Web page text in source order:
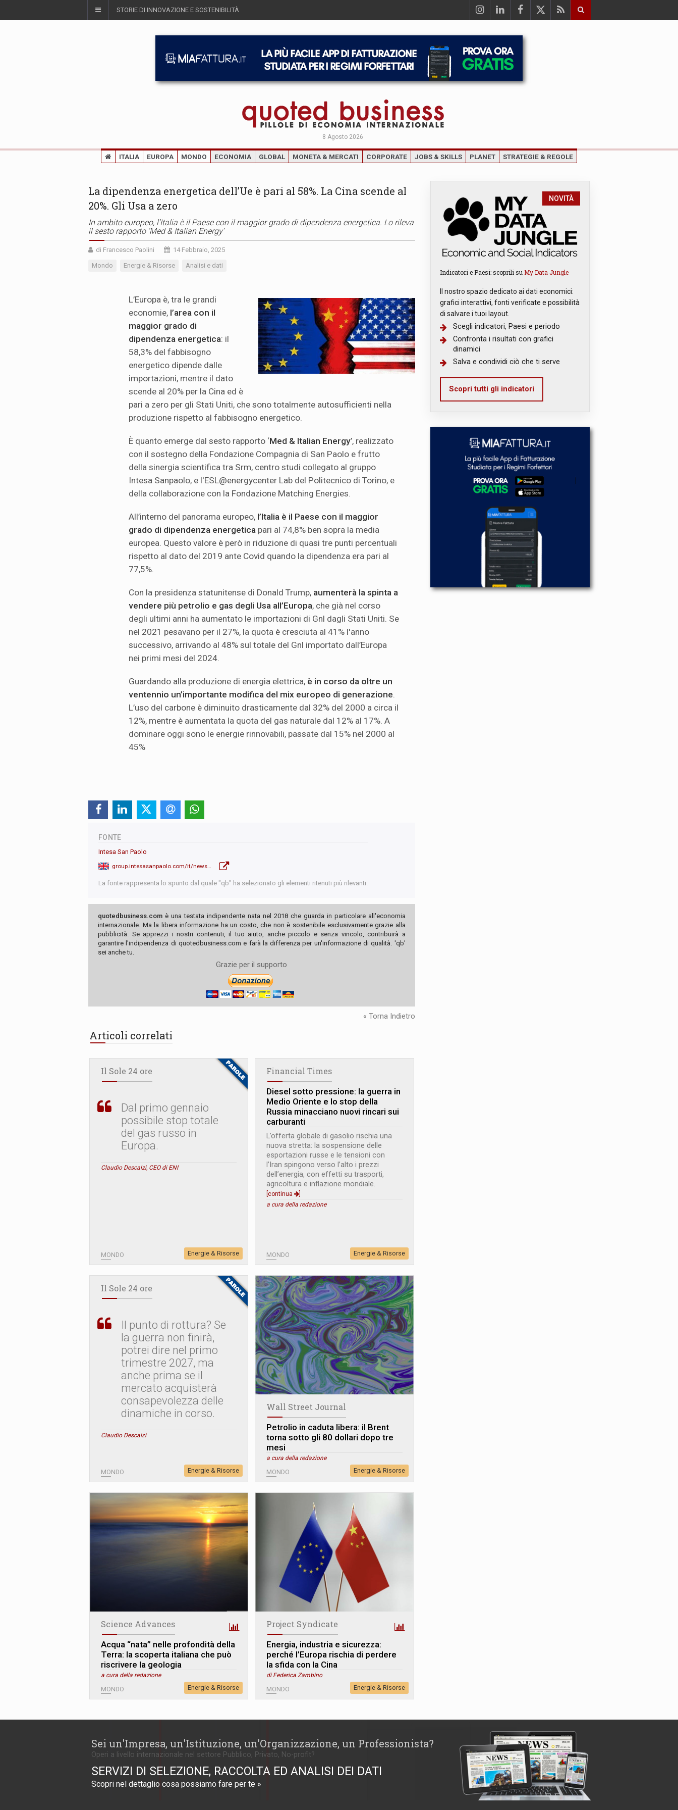
STORIE DI INNOVAZIONE E SOSTENIBILITÀ
8 Agosto 2026
ITALIA EUROPA MONDO ECONOMIA GLOBAL MONETA & MERCATI CORPORATE JOBS & SKILLS PLANET STRATEGIE & REGOLE
La dipendenza energetica dell’Ue è pari al 58%. La Cina scende al
20%. Gli Usa a zero
In ambito europeo, l’Italia è il Paese con il maggior grado di dipendenza energetica. Lo rileva
il sesto rapporto ‘Med & Italian Energy’
di Francesco Paolini 14 Febbraio, 2025
Mondo Energie & Risorse Analisi e dati
L’Europa è, tra le grandi
economie, l’area con il
maggior grado di
dipendenza energetica: il
58,3% del fabbisogno
energetico dipende dalle
importazioni, mentre il dato
scende al 20% per la Cina ed è
pari a zero per gli Stati Uniti, che sono totalmente autosufficienti nella
produzione rispetto al fabbisogno energetico.
È quanto emerge dal sesto rapporto ‘Med & Italian Energy’, realizzato
con il sostegno della Fondazione Compagnia di San Paolo e frutto
della sinergia scientifica tra Srm, centro studi collegato al gruppo
Intesa Sanpaolo, e l'ESL@energycenter Lab del Politecnico di Torino, e
della collaborazione con la Fondazione Matching Energies.
All’interno del panorama europeo, l’Italia è il Paese con il maggior
grado di dipendenza energetica pari al 74,8% ben sopra la media
europea. Questo valore è però in riduzione di quasi tre punti percentuali
rispetto al dato del 2019 ante Covid quando la dipendenza era pari al
77,5%.
Con la presidenza statunitense di Donald Trump, aumenterà la spinta a
vendere più petrolio e gas degli Usa all’Europa, che già nel corso
degli ultimi anni ha aumentato le importazioni di Gnl dagli Stati Uniti. Se
nel 2021 pesavano per il 27%, la quota è cresciuta al 41% l'anno
successivo, arrivando al 48% sul totale del Gnl importato dall’Europa
nei primi mesi del 2024.
Guardando alla produzione di energia elettrica, è in corso da oltre un
ventennio un’importante modifica del mix europeo di generazione.
L’uso del carbone è diminuito drasticamente dal 32% del 2000 a circa il
12%, mentre è aumentata la quota del gas naturale dal 12% al 17%. A
dominare oggi sono le energie rinnovabili, passate dal 15% nel 2000 al
45%
FONTE
Intesa San Paolo
group.intesasanpaolo.com/it/newsroom/tutte-le-news/news/2025/enemed-2024-rapporto-energia
La fonte rappresenta lo spunto dal quale "qb" ha selezionato gli elementi ritenuti più rilevanti.
quotedbusiness.com è una testata indipendente nata nel 2018 che guarda in particolare all'economia
internazionale. Ma la libera informazione ha un costo, che non è sostenibile esclusivamente grazie alla
pubblicità. Se apprezzi i nostri contenuti, il tuo aiuto, anche piccolo e senza vincolo, contribuirà a
garantire l'indipendenza di quotedbusiness.com e farà la differenza per un'informazione di qualità. 'qb'
sei anche tu.
Grazie per il supporto
« Torna Indietro
Articoli correlati
Il Sole 24 ore
Dal primo gennaio
possibile stop totale
del gas russo in
Europa.
Claudio Descalzi, CEO di ENI
MONDO Energie & Risorse
Financial Times
Diesel sotto pressione: la guerra in
Medio Oriente e lo stop della
Russia minacciano nuovi rincari sui
carburanti
L’offerta globale di gasolio rischia una
nuova stretta: la sospensione delle
esportazioni russe e le tensioni con
l’Iran spingono verso l’alto i prezzi
dell’energia, con effetti su trasporti,
agricoltura e inflazione mondiale.
[continua
a cura della redazione
MONDO Energie & Risorse
Il Sole 24 ore
Il punto di rottura? Se
la guerra non finirà,
potrei dire nel primo
trimestre 2027, ma
anche prima se il
mercato acquisterà
consapevolezza delle
dinamiche in corso.
Claudio Descalzi
MONDO Energie & Risorse
Wall Street Journal
Petrolio in caduta libera: il Brent
torna sotto gli 80 dollari dopo tre
mesi
a cura della redazione
MONDO Energie & Risorse
Science Advances
Acqua “nata” nelle profondità della
Terra: la scoperta italiana che può
riscrivere la geologia
a cura della redazione
MONDO Energie & Risorse
Project Syndicate
Energia, industria e sicurezza:
perché l’Europa rischia di perdere
la sfida con la Cina
di Federica Zambino
MONDO Energie & Risorse
NOVITÀ
Indicatori e Paesi: scoprili su My Data Jungle
Il nostro spazio dedicato ai dati economici:
grafici interattivi, fonti verificate e possibilità
di salvare i tuoi layout.
Scegli indicatori, Paesi e periodo
Confronta i risultati con grafici
dinamici
Salva e condividi ciò che ti serve
Scopri tutti gli indicatori
Sei un'Impresa, un'Istituzione, un'Organizzazione, un Professionista?
Operi a livello internazionale nel settore Pubblico, Privato, No-profit?
SERVIZI DI SELEZIONE, RACCOLTA ED ANALISI DEI DATI
Scopri nel dettaglio cosa possiamo fare per te »